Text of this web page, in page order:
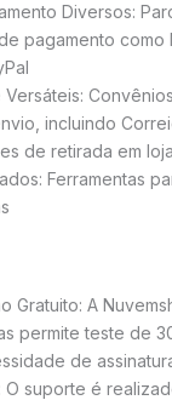
Diversos:
pagamento como
incluindo
de retirada em
Ferramentas
Gratuito: A
permite teste de
de
O suporte é